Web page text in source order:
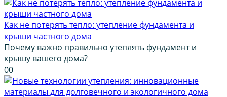
Как не потерять тепло: утепление фундамента и
крыши частного дома
Почему важно правильно утеплять фундамент и
крышу вашего дома?
00